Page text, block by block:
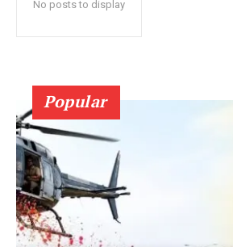
No posts to display
Popular